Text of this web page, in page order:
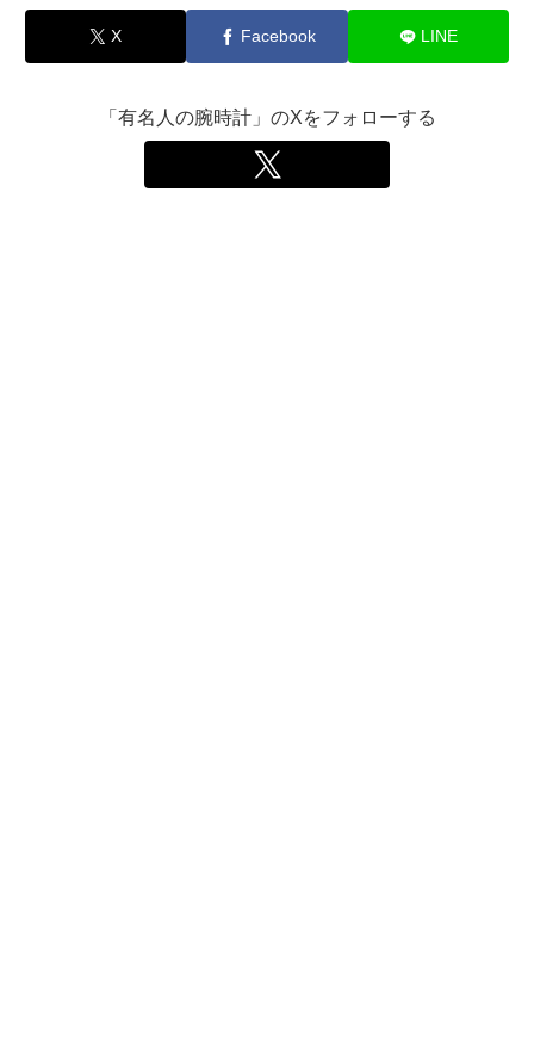
X Facebook LINE
「有名人の腕時計」のXをフォローする